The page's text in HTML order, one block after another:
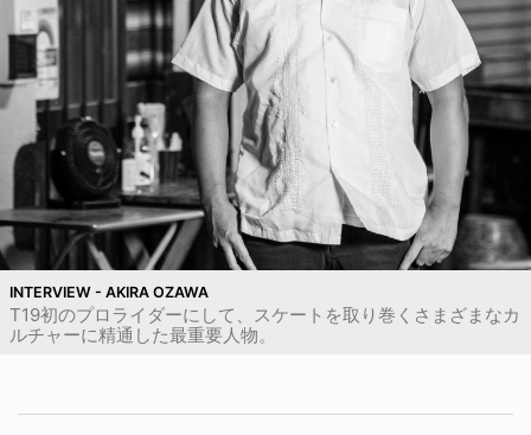
INTERVIEW - AKIRA OZAWA
T19初のプロライダーにして、スケートを取り巻くさまざまなカ
ルチャーに精通した最重要人物。